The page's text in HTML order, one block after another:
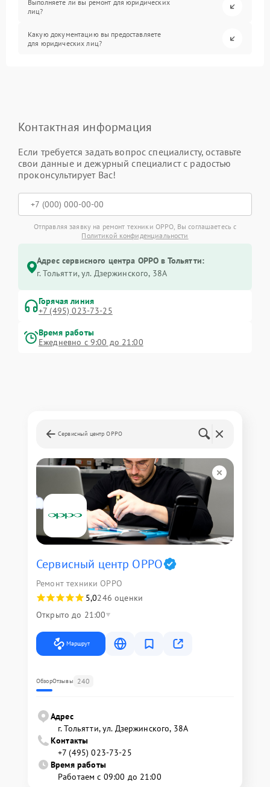
Выполняете ли вы ремонт для юридических
лиц?
Какую документацию вы предоставляете
для юридических лиц?
Контактная информация
Если требуется задать вопрос специалисту, оставьте
свои данные и дежурный специалист с радостью
проконсультирует Вас!
Отправляя заявку на ремонт техники OPPO, Вы соглашаетесь с
Политикой конфиденциальности
Адрес сервисного центра OPPO в Тольятти:
г. Тольятти, ул. Дзержинского, 38А
Горячая линия
+7 (495) 023-73-25
Время работы
Ежедневно с 9:00 до 21:00
Сервисный центр OPPO
Сервисный центр OPPO
Ремонт техники OPPO
5,0246 оценки
Открыто до 21:00
Маршрут
ОбзорОтзывы 240
Адрес
г. Тольятти, ул. Дзержинского, 38А
Контакты
+7 (495) 023-73-25
Время работы
Работаем с 09:00 до 21:00